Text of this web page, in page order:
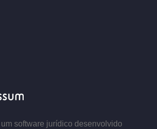
software jurídico desenvolvido